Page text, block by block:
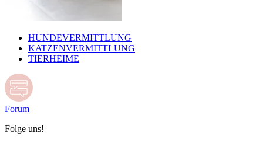
HUNDEVERMITTLUNG
KATZENVERMITTLUNG
TIERHEIME
Forum
Folge uns!